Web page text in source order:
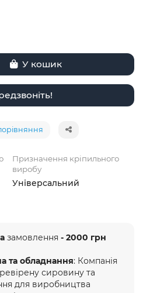
У кошик
Призначення кріпильного
виробу
Універсальний
замовлення - 2000 грн
та обладнання: Компанія
сировину та
для виробництва